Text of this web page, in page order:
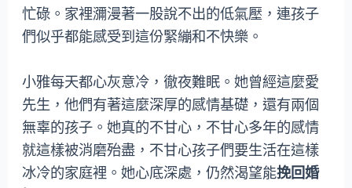
忙碌。家裡瀰漫著一股說不出的低氣壓，連孩子
們似乎都能感受到這份緊繃和不快樂。
小雅每天都心灰意冷，徹夜難眠。她曾經這麼愛
先生，他們有著這麼深厚的感情基礎，還有兩個
無辜的孩子。她真的不甘心，不甘心多年的感情
就這樣被消磨殆盡，不甘心孩子們要生活在這樣
冰冷的家庭裡。她心底深處，仍然渴望能挽回婚